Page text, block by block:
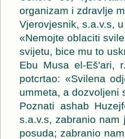
organizam i zdravlje
Vjerovjesnik, s.a.v.s,
«Nemojte oblaciti
svijetu, bice mu to
Ebu Musa el-Eš'ari,
potcrtao: «Svilena
ummeta, a dozvoljeni
Poznati ashab
s.a.v.s, zabranio
posuda; zabranio